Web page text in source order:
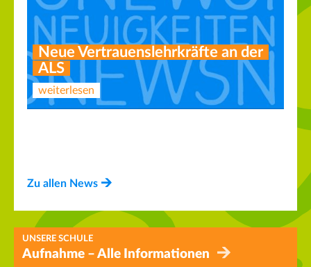
Neue Vertrauenslehrkräfte an der
ALS
weiterlesen
AG Lesen und Experimentieren
Zu allen News
UNSERE SCHULE
Aufnahme – Alle Informationen